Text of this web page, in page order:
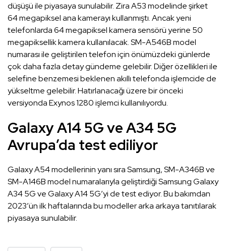
düşüşü ile piyasaya sunulabilir. Zira A53 modelinde şirket
64 megapiksel ana kamerayı kullanmıştı. Ancak yeni
telefonlarda 64 megapiksel kamera sensörü yerine 50
megapiksellik kamera kullanılacak. SM-A546B model
numarası ile geliştirilen telefon için önümüzdeki günlerde
çok daha fazla detay gündeme gelebilir. Diğer özellikleri ile
selefine benzemesi beklenen akıllı telefonda işlemcide de
yükseltme gelebilir. Hatırlanacağı üzere bir önceki
versiyonda Exynos 1280 işlemci kullanılıyordu.
Galaxy A14 5G ve A34 5G
Avrupa’da test ediliyor
Galaxy A54 modellerinin yanı sıra Samsung, SM-A346B ve
SM-A146B model numaralarıyla geliştirdiği Samsung Galaxy
A34 5G ve Galaxy A14 5G’yi de test ediyor. Bu bakımdan
2023’ün ilk haftalarında bu modeller arka arkaya tanıtılarak
piyasaya sunulabilir.